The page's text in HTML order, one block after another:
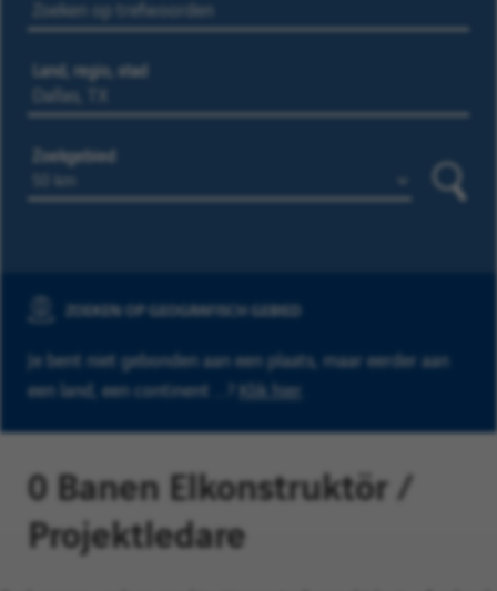
Land, regio, stad
Zoekgebied
ZOEKEN OP GEOGRAFISCH GEBIED
Je bent niet gebonden aan een plaats, maar eerder aan
een land, een continent ...? Klik hier
0 Banen Elkonstruktör /
Projektledare